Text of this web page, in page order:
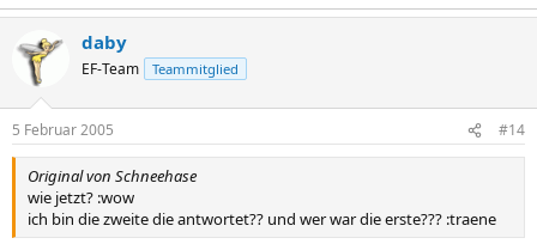
daby
EF-Team Teammitglied
5 Februar 2005 #14
Original von Schneehase
wie jetzt? :wow
ich bin die zweite die antwortet?? und wer war die erste??? :traene